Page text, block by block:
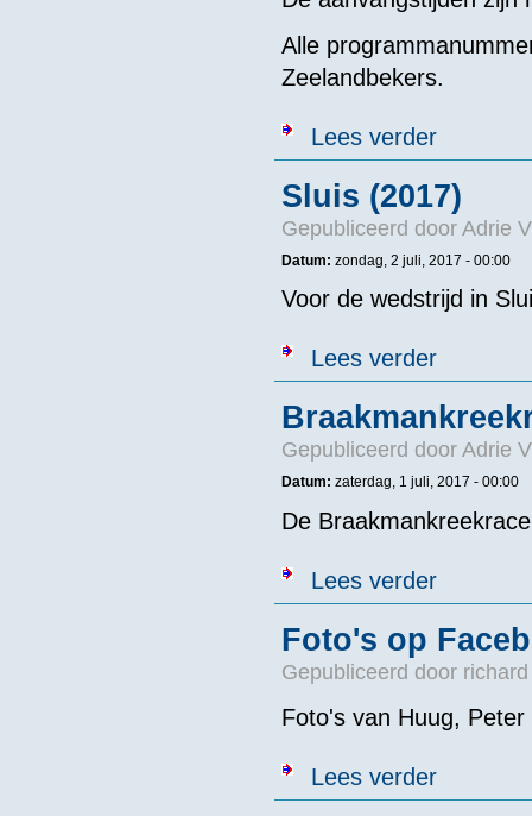
Alle
Zeelandbekers.
Lees verderover 78ste
Sluis (2017)
Gepubliceerd door Adrie
Datum: zondag, 2 juli, 2017 - 00:00
Voor de wedstrijd in
Lees verderover Sluis
Gepubliceerd door Adrie
Datum: zaterdag, 1 juli, 2017 - 00:00
De
Lees verderover
Foto's op
Gepubliceerd door
Foto's van Huug,
Lees verderover Foto's op